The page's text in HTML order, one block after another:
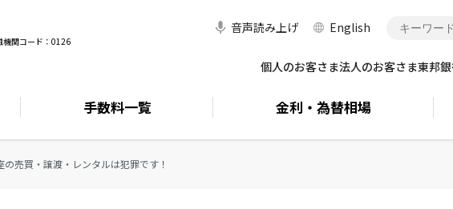
機関コード：0126
手数料一覧 金利・ 為替相場
English
音声読み上げ
個人のお客さま法人のお客さま東邦
の売買・譲渡・レンタルは犯罪です！